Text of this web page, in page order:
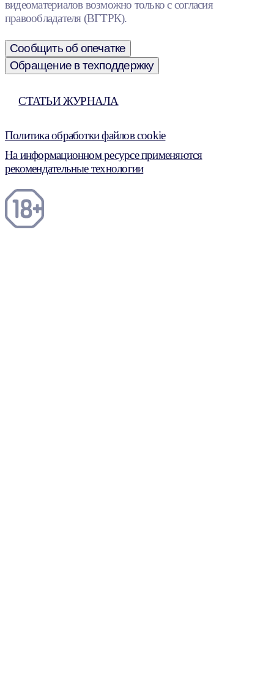
видеоматериалов возможно только с согласия
правообладателя (ВГТРК).
Сообщить об опечатке
Обращение в техподдержку
СТАТЬИ ЖУРНАЛА
Политика обработки файлов cookie
На информационном ресурсе применяются
рекомендательные технологии